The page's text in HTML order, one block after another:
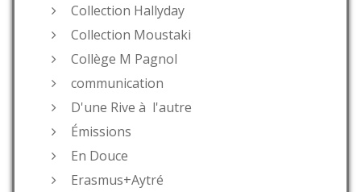
Collection Hallyday
Collection Moustaki
Collège M Pagnol
communication
D'une Rive à l'autre
Émissions
En Douce
Erasmus+Aytré